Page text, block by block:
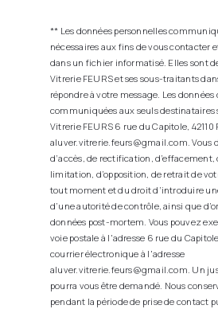
** Les données personnelles
nécessaires aux fins de vous contacter
dans un fichier informatisé. Elles sont
Vitrerie FEURS et ses sous-traitants
répondre à votre message. Les
communiquées aux seuls destinataires
Vitrerie FEURS 6 rue du Capitole, 42110
aluver.vitrerie.feurs@gmail.com. Vous
d’accès, de rectification,
limitation, d’opposition, de retrait de
tout moment et du droit d’introduire
d’une autorité de contrôle, ainsi que
données post-mortem. Vous pouvez
voie postale à l'adresse 6 rue du
courrier électronique à l'adresse
aluver.vitrerie.feurs@gmail.com. Un
pourra vous être demandé. Nous
pendant la période de prise de contact